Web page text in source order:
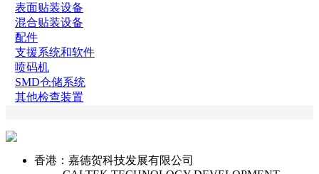
表面贴装设备
混合贴装设备
配件
支援系统和软件
喷码机
SMD仓储系统
其他检查装置
香港：嘉德贺科技发展有限公司